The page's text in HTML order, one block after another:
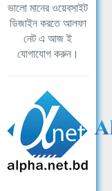
ভালো মানের ওয়েবসাইট
ডিজাইন করতে আলফা
নেট এ আজ ই
যোগাযোগ করুন।